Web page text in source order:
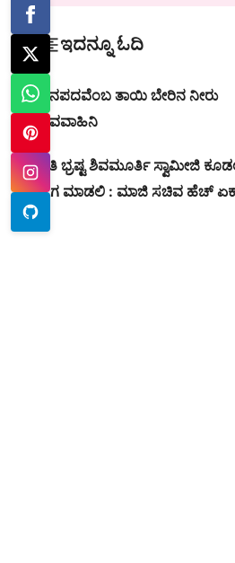
ಇದನ್ನೂ ಓದಿ
ಜಾನಪದವೆಂಬ ತಾಯಿ ಬೇರಿನ ನೀರು
ಜೀವವಾಹಿನಿ
ನೀತಿ ಭ್ರಷ್ಟ ಶಿವಮೂರ್ತಿ ಸ್ವಾಮೀಜಿ
ತ್ಯಾಗ ಮಾಡಲಿ : ಮಾಜಿ ಸಚಿವ ಹೆಚ್
.